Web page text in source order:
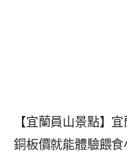
【宜蘭員山景點】
銅板價就能體驗餵